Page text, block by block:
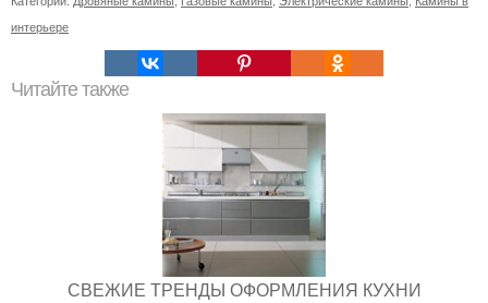
интерьере
Читайте также
СВЕЖИЕ ТРЕНДЫ ОФОРМЛЕНИЯ КУХНИ